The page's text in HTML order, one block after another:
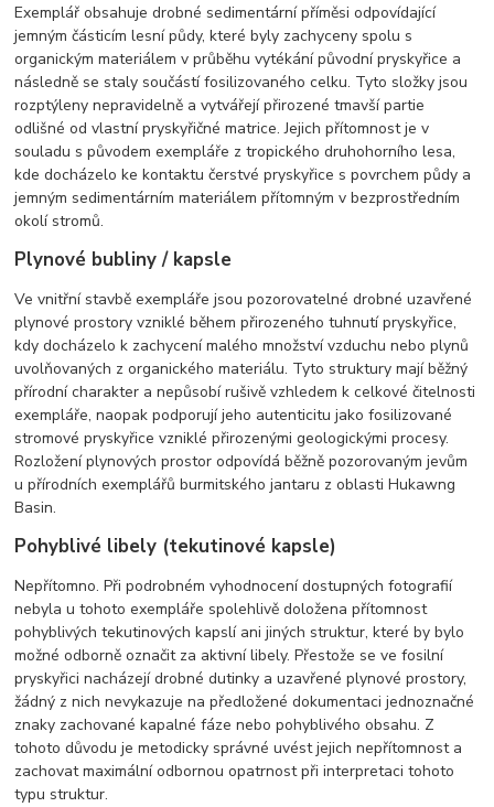
Exemplář obsahuje drobné sedimentární příměsi odpovídající
jemným částicím lesní půdy, které byly zachyceny spolu s
organickým materiálem v průběhu vytékání původní pryskyřice a
následně se staly součástí fosilizovaného celku. Tyto složky jsou
rozptýleny nepravidelně a vytvářejí přirozené tmavší partie
odlišné od vlastní pryskyřičné matrice. Jejich přítomnost je v
souladu s původem exempláře z tropického druhohorního lesa,
kde docházelo ke kontaktu čerstvé pryskyřice s povrchem půdy a
jemným sedimentárním materiálem přítomným v bezprostředním
okolí stromů.
Plynové bubliny / kapsle
Ve vnitřní stavbě exempláře jsou pozorovatelné drobné uzavřené
plynové prostory vzniklé během přirozeného tuhnutí pryskyřice,
kdy docházelo k zachycení malého množství vzduchu nebo plynů
uvolňovaných z organického materiálu. Tyto struktury mají běžný
přírodní charakter a nepůsobí rušivě vzhledem k celkové čitelnosti
exempláře, naopak podporují jeho autenticitu jako fosilizované
stromové pryskyřice vzniklé přirozenými geologickými procesy.
Rozložení plynových prostor odpovídá běžně pozorovaným jevům
u přírodních exemplářů burmitského jantaru z oblasti Hukawng
Basin.
Pohyblivé libely (tekutinové kapsle)
Nepřítomno. Při podrobném vyhodnocení dostupných fotografií
nebyla u tohoto exempláře spolehlivě doložena přítomnost
pohyblivých tekutinových kapslí ani jiných struktur, které by bylo
možné odborně označit za aktivní libely. Přestože se ve fosilní
pryskyřici nacházejí drobné dutinky a uzavřené plynové prostory,
žádný z nich nevykazuje na předložené dokumentaci jednoznačné
znaky zachované kapalné fáze nebo pohyblivého obsahu. Z
tohoto důvodu je metodicky správné uvést jejich nepřítomnost a
zachovat maximální odbornou opatrnost při interpretaci tohoto
typu struktur.